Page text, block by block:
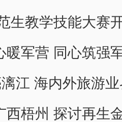
生教学技能大赛
暖军营 同心筑强
漓江 海内外旅游
西梧州 探讨再生